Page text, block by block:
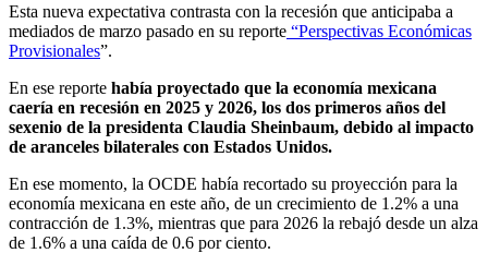
Esta nueva expectativa contrasta con la recesión que anticipaba a
mediados de marzo pasado en su reporte “Perspectivas Económicas
Provisionales”.
En ese reporte había proyectado que la economía mexicana
caería en recesión en 2025 y 2026, los dos primeros años del
sexenio de la presidenta Claudia Sheinbaum, debido al impacto
de aranceles bilaterales con Estados Unidos.
En ese momento, la OCDE había recortado su proyección para la
economía mexicana en este año, de un crecimiento de 1.2% a una
contracción de 1.3%, mientras que para 2026 la rebajó desde un alza
de 1.6% a una caída de 0.6 por ciento.